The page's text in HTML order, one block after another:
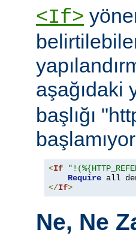
<If>
aşağıdaki
başlığı
<If
Require
</If>
Ne, Ne